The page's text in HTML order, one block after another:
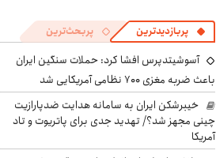
پربازدیدترین پربحث‌ترین
آسوشیتدپرس افشا کرد: حملات سنگین ایران
باعث ضربه مغزی ۷۰۰ نظامی آمریکایی شد
خیبرشکن ایران به سامانه هدایت ضدپارازیت
چینی مجهز شد؟/ تهدید جدی برای پاتریوت و تاد
آمریکا